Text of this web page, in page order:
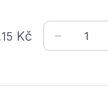
15 Kč